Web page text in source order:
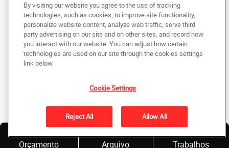
Orçamento
Arquivo
Trabalhos
Copyright © 2024 AlphaGraphics Printshops do Brasil. Todos os direitos
reservados.
Av. Francisco Jose de Camargo Andrade, 83 - Jardim Chapadao
De volta ao topo
Política de Privacidade
copiada, fotocopiada, reproduzida, traduzida ou reduzida a qualquer meio
eletrônico ou forma legível por máquina, no todo ou em parte, sem o
consentimento prévio por escrito da AlphaGraphics Brasil.
By visiting our website you agree to the use of tracking
technologies, such as cookies, to improve site functionality,
personalize website content, analyze web traffic, serve third
party advertising on our site and on other sites, and record how
you interact with our website. You can adjust how certain
technologies are used on our site through the cookies settings
link below.
Cookie Settings
Reject All Allow All